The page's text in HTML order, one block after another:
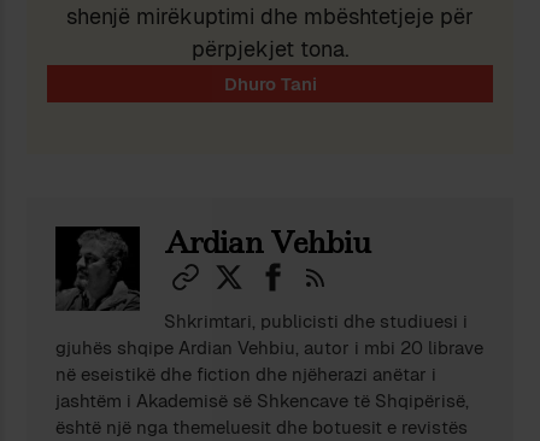
shenjë mirëkuptimi dhe mbështetjeje për
përpjekjet tona.
Ardian Vehbiu
Shkrimtari, publicisti dhe studiuesi i
gjuhës shqipe Ardian Vehbiu, autor i mbi 20 librave
në eseistikë dhe fiction dhe njëherazi anëtar i
jashtëm i Akademisë së Shkencave të Shqipërisë,
është një nga themeluesit dhe botuesit e revistës